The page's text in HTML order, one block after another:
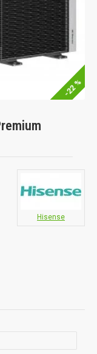
-22 %
Hisense